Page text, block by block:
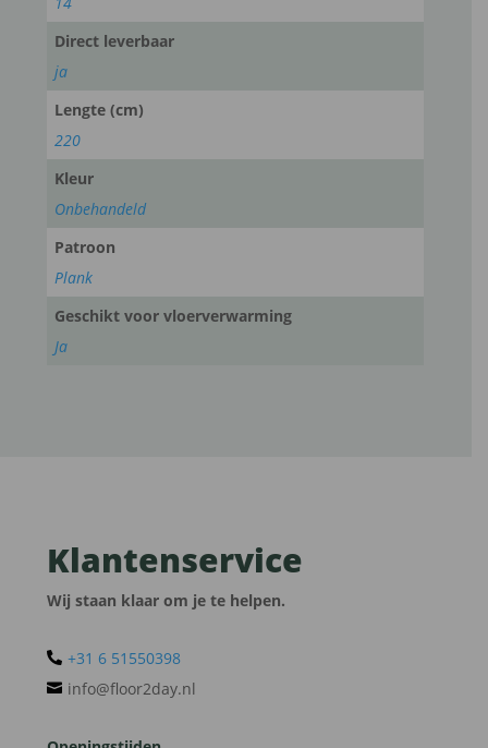
Direct leverbaar
ja
Lengte (cm)
220
Kleur
Onbehandeld
Patroon
Plank
Geschikt voor vloerverwarming
Ja
Klantenservice
Wij staan klaar om je te helpen.
 +31 6 51550398‬
 info@floor2day.nl